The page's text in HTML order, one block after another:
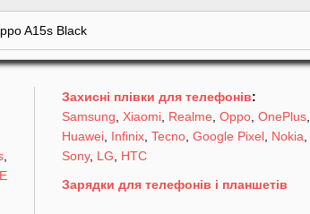
A15s Black
,
Захисні плівки для телефонів:
Samsung, Xiaomi, Realme, Oppo, OnePlus,
Huawei, Infinix, Tecno, Google Pixel, Nokia,
Sony, LG, HTC
Зарядки для телефонів і планшетів